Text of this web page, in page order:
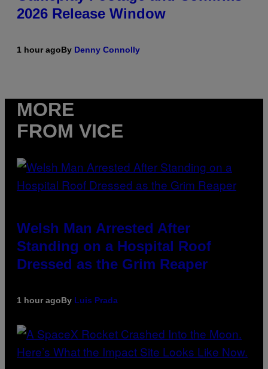
2026 Release Window
1 hour agoBy Denny Connolly
MORE
FROM VICE
Welsh Man Arrested After
Standing on a Hospital Roof
Dressed as the Grim Reaper
1 hour agoBy Luis Prada